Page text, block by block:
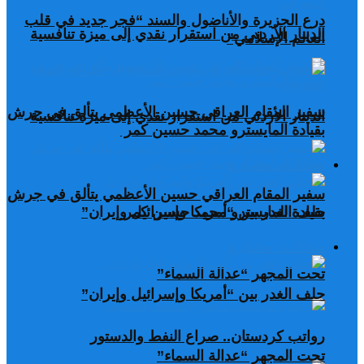
الدينار الأردني من استقرار نقدي إلى ميزة تنافسية
سفير المقام العراقي حسين الأعظمي يتألق في جرش
بقيادة المايسترو محمد حسين كمر
حلف الغدر بين “أمريكا وإسرائيل وإيران”
تحت المجهر “عدالة السماء”
رواتب كردستان.. صراع النفط والدستور
درع الجزيرة والأناضول والسند “فجر جديد في قلب
العالم الإسلامي”
الدينار الأردني من استقرار نقدي إلى ميزة تنافسية
سفير المقام العراقي حسين الأعظمي يتألق في جرش
بقيادة المايسترو محمد حسين كمر
حلف الغدر بين “أمريكا وإسرائيل وإيران”
تحت المجهر “عدالة السماء”